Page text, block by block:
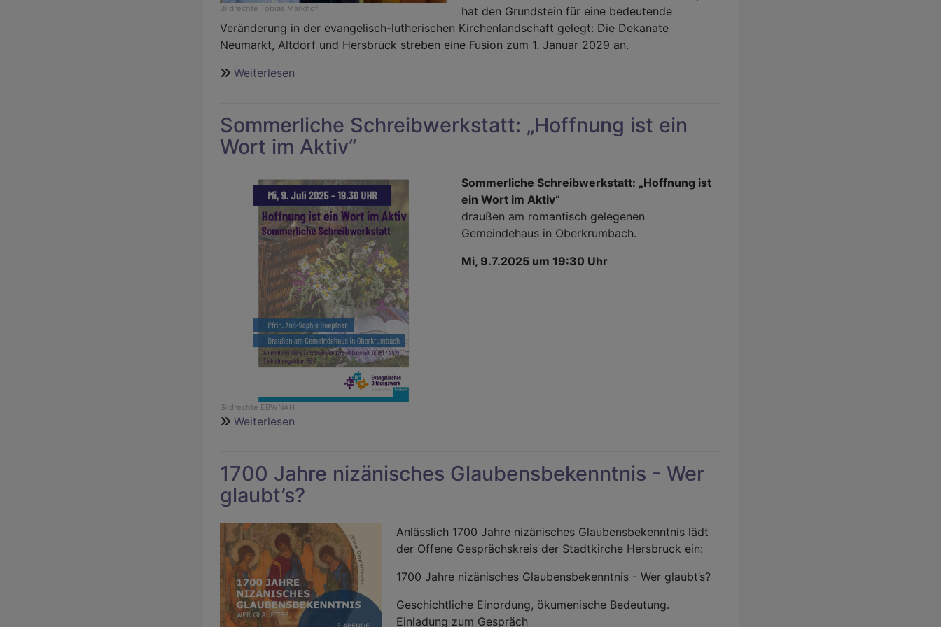
Bildrechte Tobias Markhof
hat den Grundstein für eine bedeutende
Veränderung in der evangelisch-lutherischen Kirchenlandschaft gelegt: Die Dekanate
Neumarkt, Altdorf und Hersbruck streben eine Fusion zum 1. Januar 2029 an.
Weiterlesen
auf
dem
Weg
Fusion
bis
2029
Sommerliche Schreibwerkstatt: „Hoffnung ist ein
Wort im Aktiv“
Bildrechte EBWNAH
Sommerliche Schreibwerkstatt: „Hoffnung ist
ein Wort im Aktiv“
draußen am romantisch gelegenen
Gemeindehaus in Oberkrumbach.
Mi, 9.7.2025 um 19:30 Uhr
Weiterlesen
„Hoffnung
ist
ein
Wort
im
Aktiv“
1700 Jahre nizänisches Glaubensbekenntnis - Wer
glaubt’s?
Anlässlich 1700 Jahre nizänisches Glaubensbekenntnis lädt
der Offene Gesprächskreis der Stadtkirche Hersbruck ein:
1700 Jahre nizänisches Glaubensbekenntnis - Wer glaubt’s?
Geschichtliche Einordung, ökumenische Bedeutung.
Einladung zum Gespräch